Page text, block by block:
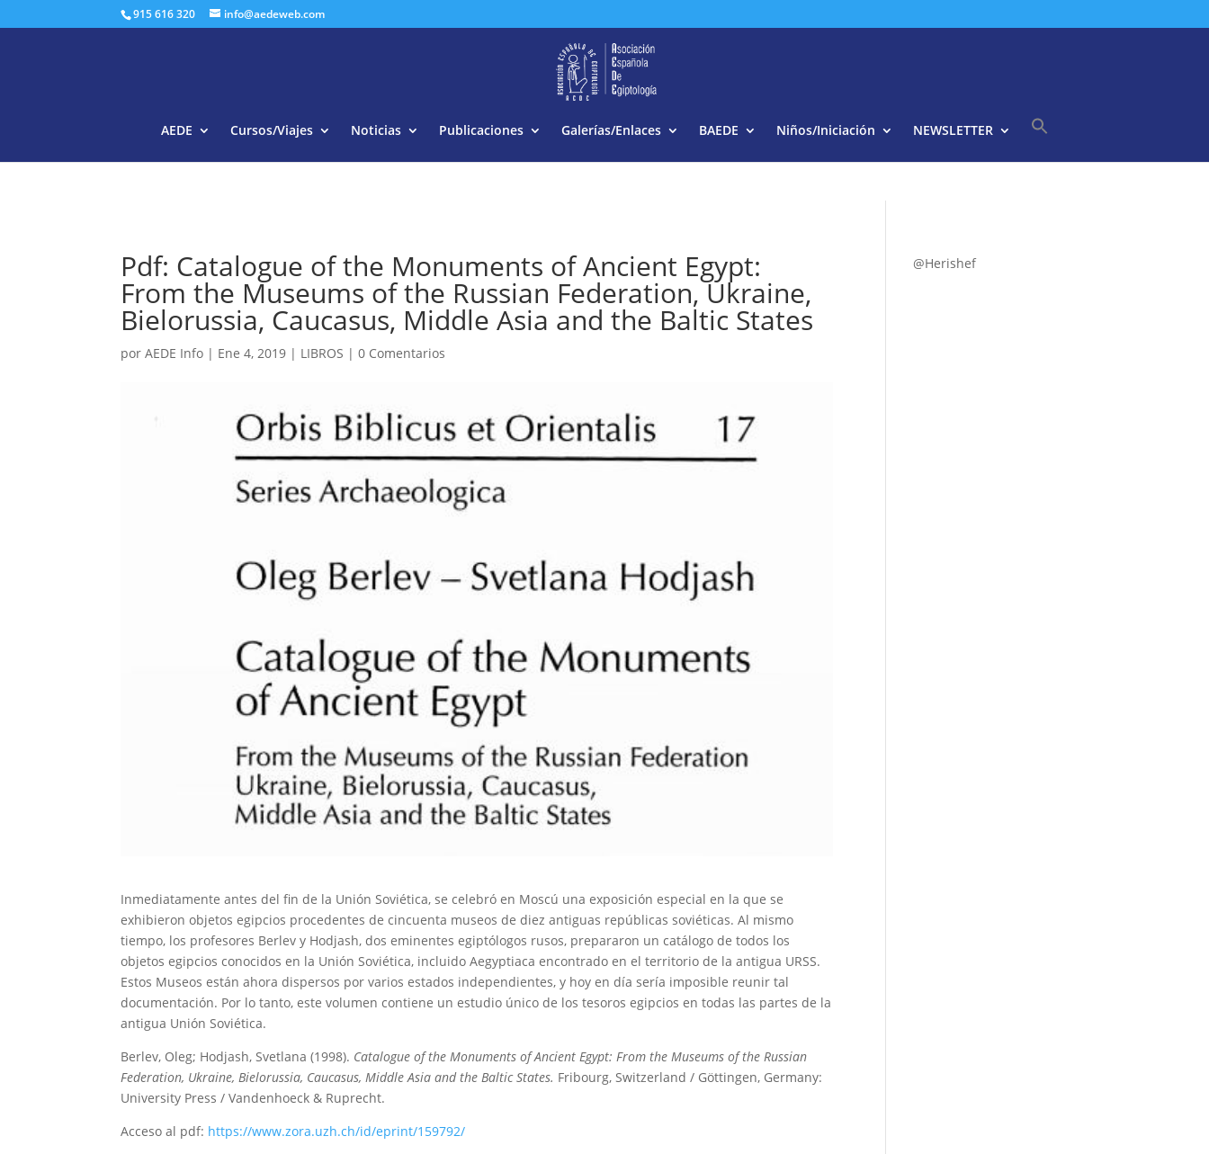
915 616 320 info@aedeweb.com
AEDE Cursos/Viajes Noticias Publicaciones Galerías/Enlaces BAEDE Niños/Iniciación NEWSLETTER
Pdf: Catalogue of the Monuments of Ancient Egypt:
From the Museums of the Russian Federation, Ukraine,
Bielorussia, Caucasus, Middle Asia and the Baltic States
porAEDE Info | Ene 4, 2019 | LIBROS |0 Comentarios
Inmediatamente antes del fin de la Unión Soviética, se celebró en Moscú una exposición especial en la que se
exhibieron objetos egipcios procedentes de cincuenta museos de diez antiguas repúblicas soviéticas. Al mismo
tiempo, los profesores Berlev y Hodjash, dos eminentes egiptólogos rusos, prepararon un catálogo de todos los
objetos egipcios conocidos en la Unión Soviética, incluido Aegyptiaca encontrado en el territorio de la antigua URSS.
Estos Museos están ahora dispersos por varios estados independientes, y hoy en día sería imposible reunir tal
documentación. Por lo tanto, este volumen contiene un estudio único de los tesoros egipcios en todas las partes de la
antigua Unión Soviética.
Berlev, Oleg; Hodjash, Svetlana (1998). Catalogue of the Monuments of Ancient Egypt: From the Museums of the Russian
Federation, Ukraine, Bielorussia, Caucasus, Middle Asia and the Baltic States. Fribourg, Switzerland / Göttingen, Germany:
University Press / Vandenhoeck & Ruprecht.
Acceso al pdf: https://www.zora.uzh.ch/id/eprint/159792/
@Herishef